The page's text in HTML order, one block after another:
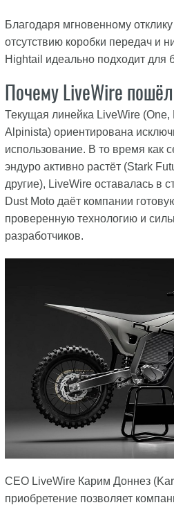
Благодаря мгновенному
отсутствию коробки передач и
Hightail идеально подходит для
Почему LiveWire
Текущая линейка LiveWire (One,
Alpinista) ориентирована
использование. В то время как
эндуро активно растёт (Stark
другие), LiveWire оставалась в
Dust Moto даёт компании
проверенную технологию и
разработчиков.
CEO LiveWire Карим Доннез
приобретение позволяет